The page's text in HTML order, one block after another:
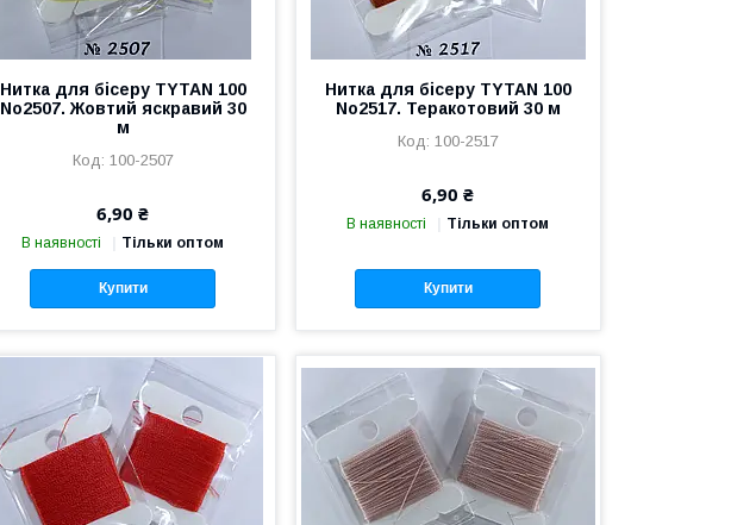
Нитка для бісеру TYTAN 100
No2507. Жовтий яскравий 30
м
100-2507
6,90 ₴
В наявності Тільки оптом
Купити
Нитка для бісеру TYTAN 100
No2517. Теракотовий 30 м
100-2517
6,90 ₴
В наявності Тільки оптом
Купити